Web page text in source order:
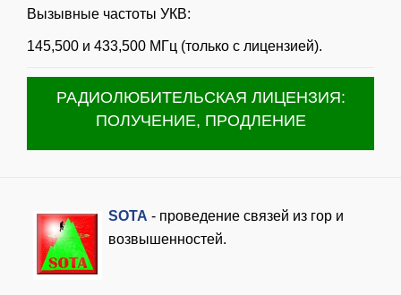
Вызывные частоты УКВ:
145,500 и 433,500 МГц (только с лицензией).
РАДИОЛЮБИТЕЛЬСКАЯ ЛИЦЕНЗИЯ:
ПОЛУЧЕНИЕ, ПРОДЛЕНИЕ
SOTA - проведение связей из гор и
возвышенностей.